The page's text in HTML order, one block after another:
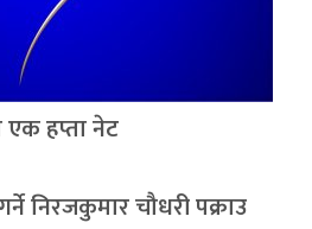
हप्ता नेट
निरजकुमार चौधरी पक्राउ